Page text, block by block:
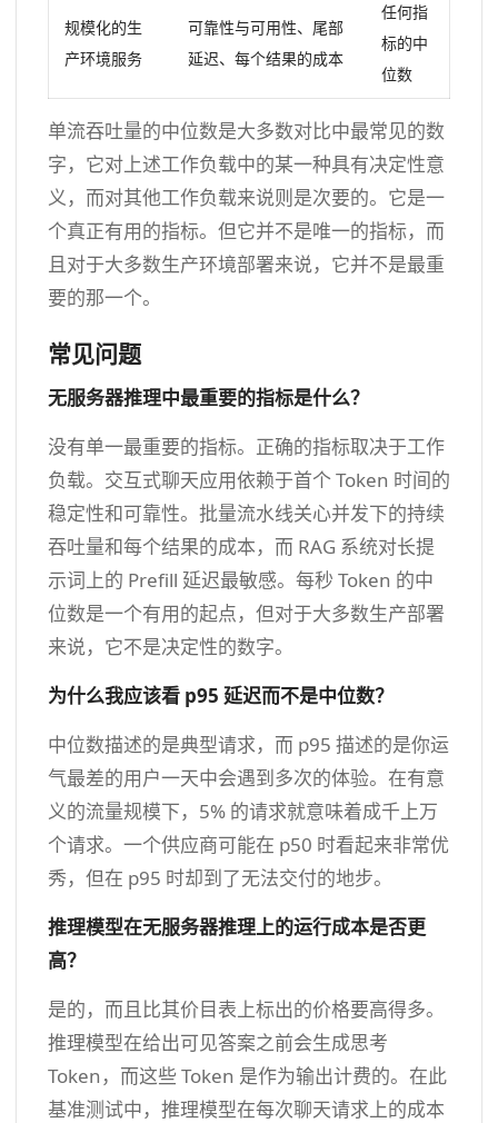
规模化的生
产环境服务
可靠性与可用性、尾部
延迟、每个结果的成本
任何指
标的中
位数
单流吞吐量的中位数是大多数对比中最常见的数
字，它对上述工作负载中的某一种具有决定性意
义，而对其他工作负载来说则是次要的。它是一
个真正有用的指标。但它并不是唯一的指标，而
且对于大多数生产环境部署来说，它并不是最重
要的那一个。
常见问题
无服务器推理中最重要的指标是什么？
没有单一最重要的指标。正确的指标取决于工作
负载。交互式聊天应用依赖于首个 Token 时间的
稳定性和可靠性。批量流水线关心并发下的持续
吞吐量和每个结果的成本，而 RAG 系统对长提
示词上的 Prefill 延迟最敏感。每秒 Token 的中
位数是一个有用的起点，但对于大多数生产部署
来说，它不是决定性的数字。
为什么我应该看 p95 延迟而不是中位数？
中位数描述的是典型请求，而 p95 描述的是你运
气最差的用户一天中会遇到多次的体验。在有意
义的流量规模下，5% 的请求就意味着成千上万
个请求。一个供应商可能在 p50 时看起来非常优
秀，但在 p95 时却到了无法交付的地步。
推理模型在无服务器推理上的运行成本是否更
高？
是的，而且比其价目表上标出的价格要高得多。
推理模型在给出可见答案之前会生成思考
Token，而这些 Token 是作为输出计费的。在此
基准测试中，推理模型在每次聊天请求上的成本